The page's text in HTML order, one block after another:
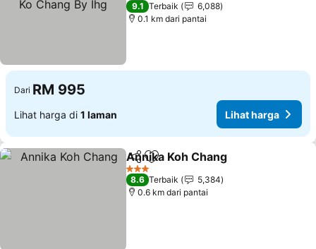
9.1 Terbaik
6,088
0.1 km dari pantai
Dari RM 995
Lihat harga di 1 laman Lihat harga
KongsiTambah ke favorit
Annika Koh Chang
3 Bintang
8.6 Terbaik
5,384
0.6 km dari pantai